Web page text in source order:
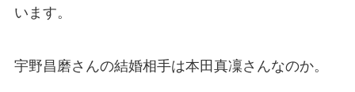
います。
宇野昌磨さんの結婚相手は本田真凜さんなのか。